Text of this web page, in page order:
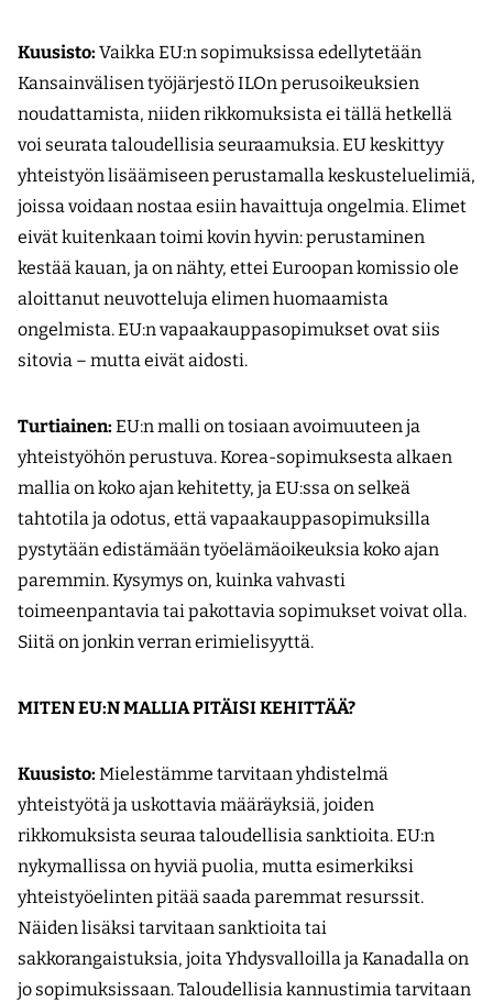
Kuusisto: Vaikka EU:n sopimuksissa edellytetään
Kansainvälisen työjärjestö ILOn perusoikeuksien
noudattamista, niiden rikkomuksista ei tällä hetkellä
voi seurata taloudellisia seuraamuksia. EU keskittyy
yhteistyön lisäämiseen perustamalla keskusteluelimiä,
joissa voidaan nostaa esiin havaittuja ongelmia. Elimet
eivät kuitenkaan toimi kovin hyvin: perustaminen
kestää kauan, ja on nähty, ettei Euroopan komissio ole
aloittanut neuvotteluja elimen huomaamista
ongelmista. EU:n vapaakauppasopimukset ovat siis
sitovia – mutta eivät aidosti.
Turtiainen: EU:n malli on tosiaan avoimuuteen ja
yhteistyöhön perustuva. Korea-sopimuksesta alkaen
mallia on koko ajan kehitetty, ja EU:ssa on selkeä
tahtotila ja odotus, että vapaakauppasopimuksilla
pystytään edistämään työelämäoikeuksia koko ajan
paremmin. Kysymys on, kuinka vahvasti
toimeenpantavia tai pakottavia sopimukset voivat olla.
Siitä on jonkin verran erimielisyyttä.
MITEN EU:N MALLIA PITÄISI KEHITTÄÄ?
Kuusisto: Mielestämme tarvitaan yhdistelmä
yhteistyötä ja uskottavia määräyksiä, joiden
rikkomuksista seuraa taloudellisia sanktioita. EU:n
nykymallissa on hyviä puolia, mutta esimerkiksi
yhteistyöelinten pitää saada paremmat resurssit.
Näiden lisäksi tarvitaan sanktioita tai
sakkorangaistuksia, joita Yhdysvalloilla ja Kanadalla on
jo sopimuksissaan. Taloudellisia kannustimia tarvitaan